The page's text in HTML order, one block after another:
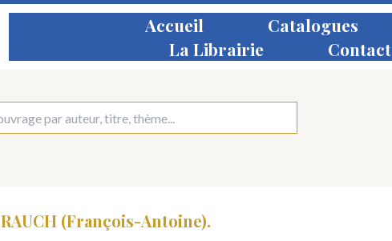
Accueil Catalogues
La Librairie
Contact
RAUCH (François-Antoine).